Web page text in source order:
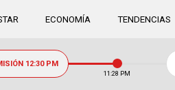
ECONOMÍA TENDENCIAS
12:30 PM
11:28 PM